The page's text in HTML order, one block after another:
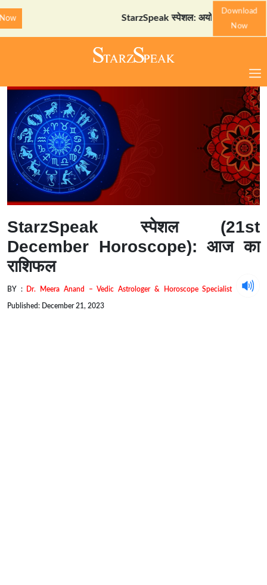
StarzSpeak स्पेशल: अयोध्या दर्शन गाइड
Download
Now
StarzSpeak स्पेशल (21st
December Horoscope): आज का
राशिफल
BY : Dr. Meera Anand – Vedic Astrologer & Horoscope Specialist
Published: December 21, 2023